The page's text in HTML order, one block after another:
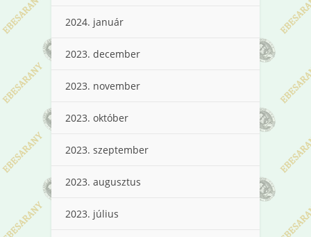
2024. január
2023. december
2023. november
2023. október
2023. szeptember
2023. augusztus
2023. július